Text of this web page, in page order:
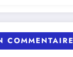
COMMENTAIRE